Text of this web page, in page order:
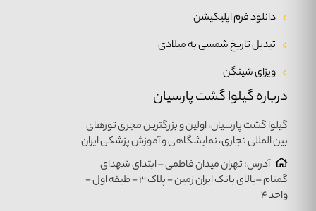
درباره گیلوا گشت پارسیان
گیلوا گشت پارسیان، اولین و بزرگترین مجری تورهای
بین المللی تجاری، نمایشگاهی و آموزش پزشکی ایران
آدرس: تهران میدان فاطمی – ابتدای شهدای
گمنام –بالای بانک ایران زمین - پلاک ۳ - طبقه اول -
واحد ۴
دانلود فرم اپلیکیشن
تبدیل تاریخ شمسی به میلادی
ویزای شینگن